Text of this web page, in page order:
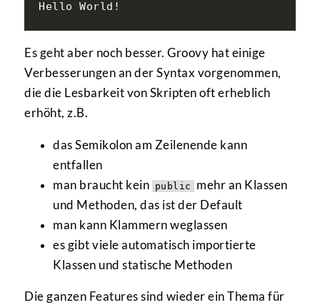
Es geht aber noch besser. Groovy hat einige
Verbesserungen an der Syntax vorgenommen,
die die Lesbarkeit von Skripten oft erheblich
erhöht, z.B.
das Semikolon am Zeilenende kann
entfallen
man braucht kein public mehr an Klassen
und Methoden, das ist der Default
man kann Klammern weglassen
es gibt viele automatisch importierte
Klassen und statische Methoden
Die ganzen Features sind wieder ein Thema für